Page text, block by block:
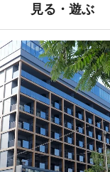
見る・遊ぶ